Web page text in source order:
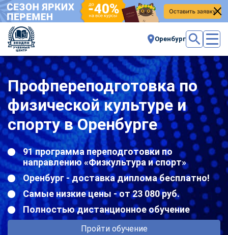
Оренбург
Профпереподготовка по
физической культуре и
спорту в Оренбурге
91 программа переподготовки по
направлению «Физкультура и спорт»
Оренбург - доставка диплома бесплатно!
Самые низкие цены - от 23 080 руб.
Полностью дистанционное обучение
Пройти обучение